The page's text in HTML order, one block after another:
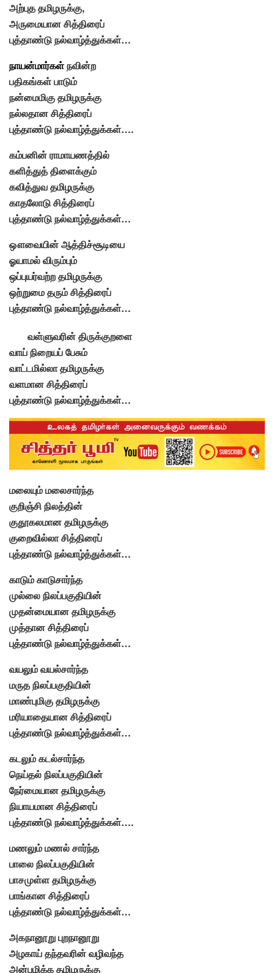
அற்புத தமிழருக்கு,
அருமையான சித்திரைப்
புத்தாண்டு நல்வாழ்த்துக்கள்…
நாயன்மார்கள்நவின்ற
பதிகங்கள் பாடும்
நன்மைமிகு தமிழருக்கு
நல்லதான சித்திரைப்
புத்தாண்டு நல்வாழ்த்துக்கள்….
கம்பனின் ராமாயணத்தில்
களித்துத் திளைக்கும்
கவித்துவ தமிழருக்கு
காதலோடு சித்திரைப்
புத்தாண்டு நல்வாழ்த்துக்கள்…
ஔவையின் ஆத்திச்சூடியை
ஓயாமல் விரும்பும்
ஒப்புயர்வற்ற தமிழருக்கு
ஒற்றுமை தரும் சித்திரைப்
புத்தாண்டு நல்வாழ்த்துக்கள்…
வள்ளுவரின் திருக்குறளை
வாய் நிறையப் பேசும்
வாட்டமில்லா தமிழருக்கு
வளமான சித்திரைப்
புத்தாண்டு நல்வாழ்த்துக்கள்…
மலையும் மலைசார்ந்த
குறிஞ்சி நிலத்தின்
குதூகலமான தமிழருக்கு
குறைவில்லா சித்திரைப்
புத்தாண்டு நல்வாழ்த்துக்கள்…
காடும் காடுசார்ந்த
முல்லை நிலப்பகுதியின்
முதன்மையான தமிழருக்கு
முத்தான சித்திரைப்
புத்தாண்டு நல்வாழ்த்துக்கள்…
வயலும் வயல்சார்ந்த
மருத நிலப்பகுதியின்
மாண்புமிகு தமிழருக்கு
மரியாதையான சித்திரைப்
புத்தாண்டு நல்வாழ்த்துக்கள்…
கடலும் கடல்சார்ந்த
நெய்தல் நிலப்பகுதியின்
நேர்மையான தமிழருக்கு
நியாயமான சித்திரைப்
புத்தாண்டு நல்வாழ்த்துக்கள்….
மணலும் மணல் சார்ந்த
பாலை நிலப்பகுதியின்
பாசமுள்ள தமிழருக்கு
பாங்கான சித்திரைப்
புத்தாண்டு நல்வாழ்த்துக்கள்…
அகநானூறு புறநானூறு
அழகாய் தந்தவரின் வழிவந்த
அன்புமிக்க தமிழருக்கு